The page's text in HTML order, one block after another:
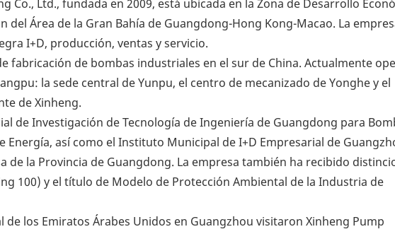
Co., Ltd., fundada en 2009, está ubicada en la Zona de Desarrollo
del Área de la Gran Bahía de Guangdong-Hong Kong-Macao. La
I+D, producción, ventas y servicio.
fabricación de bombas industriales en el sur de China. Actualmente
la sede central de Yunpu, el centro de mecanizado de Yonghe y el
de Xinheng.
de Investigación de Tecnología de Ingeniería de Guangdong para
Energía, así como el Instituto Municipal de I+D Empresarial de
de la Provincia de Guangdong. La empresa también ha recibido
100) y el título de Modelo de Protección Ambiental de la Industria de